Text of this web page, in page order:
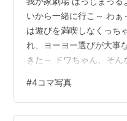
いから一緒に行こ～ わ
は遊びを満喫しなくっ
れ、ヨーヨー選びが大事
きた～ ドワちゃん、そん
いよね～ ………みかんア
#4コマ写真